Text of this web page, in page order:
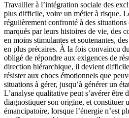
Travailler à l’intégration sociale des
plus difficile, voire un métier à risque.
régulièrement confronté à des
marqués par leurs histoires de vie, des
en moins stimulantes et soutenantes,
en plus précaires. À la fois convaincu
obligé de répondre aux exigences de
direction hiérarchique, il devient
résister aux chocs émotionnels que
situations à gérer, jusqu’à générer un
L’analyse qualitative peut s’avérer être
diagnostiquer son origine, et constituer
émancipatoire, lorsque l’énergie n’est